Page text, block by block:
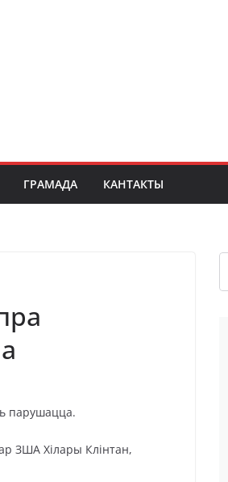
ГРАМАДА КАНТАКТЫ
парушацца.
ЗША Хілары Клінтан,